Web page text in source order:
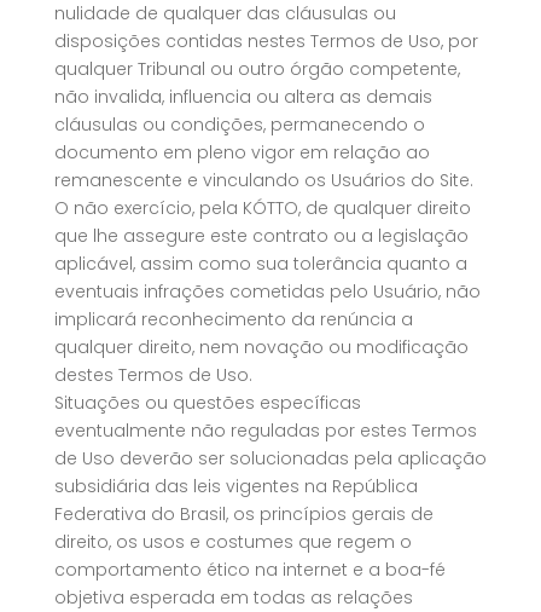
nulidade de qualquer das cláusulas ou
disposições contidas nestes Termos de Uso, por
qualquer Tribunal ou outro órgão competente,
não invalida, influencia ou altera as demais
cláusulas ou condições, permanecendo o
documento em pleno vigor em relação ao
remanescente e vinculando os Usuários do Site.
O não exercício, pela KÓTTO, de qualquer direito
que lhe assegure este contrato ou a legislação
aplicável, assim como sua tolerância quanto a
eventuais infrações cometidas pelo Usuário, não
implicará reconhecimento da renúncia a
qualquer direito, nem novação ou modificação
destes Termos de Uso.
Situações ou questões específicas
eventualmente não reguladas por estes Termos
de Uso deverão ser solucionadas pela aplicação
subsidiária das leis vigentes na República
Federativa do Brasil, os princípios gerais de
direito, os usos e costumes que regem o
comportamento ético na internet e a boa-fé
objetiva esperada em todas as relações